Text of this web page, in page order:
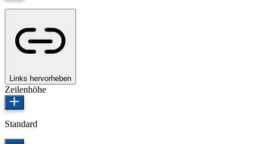
Links hervorheben
Zeilenhöhe
Standard